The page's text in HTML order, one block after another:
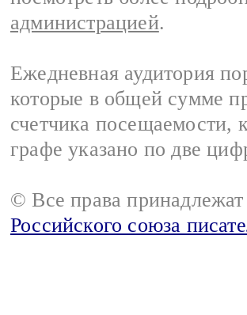
администрацией.
Ежедневная аудитория
которые в общей сумме
счетчика посещаемости,
графе указано по две
© Все права
Российского союза